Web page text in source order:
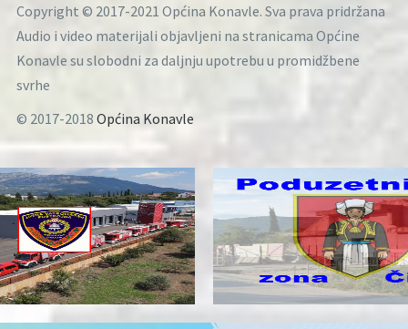
Copyright © 2017-2021 Općina Konavle. Sva prava pridržana
Audio i video materijali objavljeni na stranicama Općine
Konavle su slobodni za daljnju upotrebu u promidžbene
svrhe
© 2017-2018 Općina Konavle